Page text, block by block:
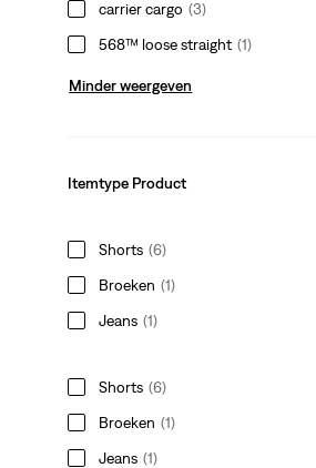
carrier cargo (3)
568™ loose straight (1)
Minder weergeven
Itemtype Product
Shorts (6)
Broeken (1)
Jeans (1)
Shorts (6)
Broeken (1)
Jeans (1)